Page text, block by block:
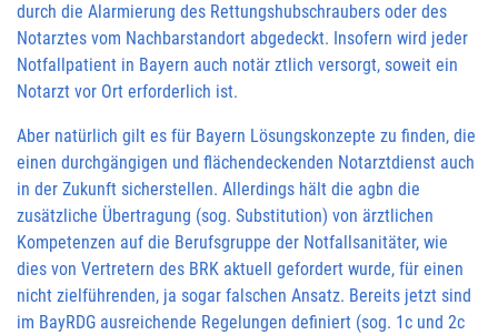
durch die Alarmierung des Rettungshubschraubers oder des
Notarztes vom Nachbarstandort abgedeckt. Insofern wird jeder
Notfallpatient in Bayern auch notär ztlich versorgt, soweit ein
Notarzt vor Ort erforderlich ist.
Aber natürlich gilt es für Bayern Lösungskonzepte zu finden, die
einen durchgängigen und flächendeckenden Notarztdienst auch
in der Zukunft sicherstellen. Allerdings hält die agbn die
zusätzliche Übertragung (sog. Substitution) von ärztlichen
Kompetenzen auf die Berufsgruppe der Notfallsanitäter, wie
dies von Vertretern des BRK aktuell gefordert wurde, für einen
nicht zielführenden, ja sogar falschen Ansatz. Bereits jetzt sind
im BayRDG ausreichende Regelungen definiert (sog. 1c und 2c